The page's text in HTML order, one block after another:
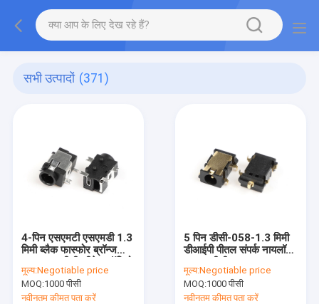
सभी उत्पादों (371)
4-पिन एसएमटी एसएमडी 1.3
मिमी ब्लैक फास्फोर ब्रॉन्ज
वीडियो जैक सॉकेट नायलॉन
हाउसिंग राइट एंगल कनेक्टर्स
मूल्य:Negotiable price
MOQ:1000 पीसी
नवीनतम कीमत पता करें
5 पिन डीसी-058-1.3 मिमी
डीआईपी पीतल संपर्क नायलॉन
महिला जैक
मूल्य:Negotiable price
MOQ:1000 पीसी
नवीनतम कीमत पता करें